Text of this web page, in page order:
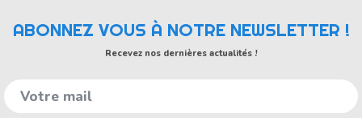
ABONNEZ VOUS À NOTRE NEWSLETTER !
Recevez nos dernières actualités !